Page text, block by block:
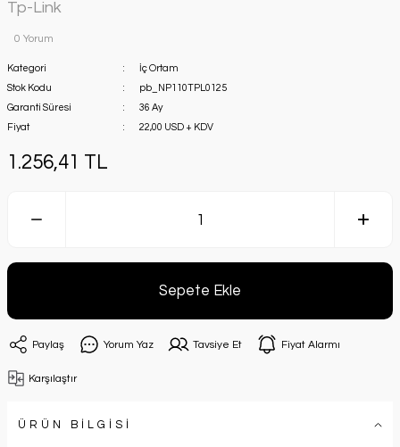
Tp-Link
0 Yorum
Kategori
İç Ortam
Stok Kodu
pb_NP110TPL0125
Garanti Süresi
36 Ay
Fiyat
22,00 USD + KDV
1.256,41 TL
Sepete Ekle
Paylaş Yorum Yaz Tavsiye Et Fiyat Alarmı
Karşılaştır
ÜRÜN BİLGİSİ